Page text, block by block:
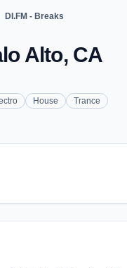
DI.FM - Breaks
Alto, CA
House Trance